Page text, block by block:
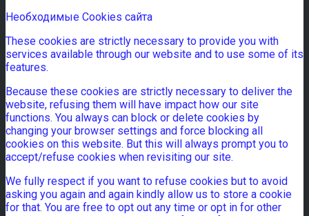
Необходимые Cookies сайта
These cookies are strictly necessary to provide you with
services available through our website and to use some of its
features.
Because these cookies are strictly necessary to deliver the
website, refusing them will have impact how our site
functions. You always can block or delete cookies by
changing your browser settings and force blocking all
cookies on this website. But this will always prompt you to
accept/refuse cookies when revisiting our site.
We fully respect if you want to refuse cookies but to avoid
asking you again and again kindly allow us to store a cookie
for that. You are free to opt out any time or opt in for other